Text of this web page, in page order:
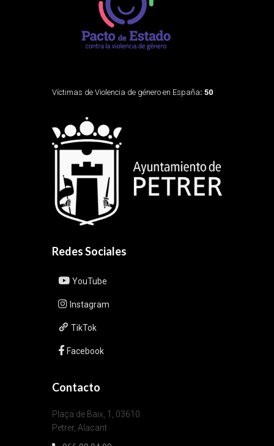
Víctimas de Violencia de género en España: 50
Redes Sociales
YouTube
Instagram
TikTok
Facebook
Contacto
Plaça de Baix, 1, 03610
Petrer, Alacant